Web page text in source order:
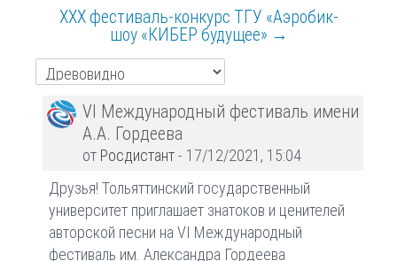
XXX фестиваль-конкурс ТГУ «Аэробик-
шоу «КИБЕР будущее» →
VI Международный фестиваль имени
А.А. Гордеева
от Росдистант- 17/12/2021, 15:04
Количество
ответов:
0
Друзья! Тольяттинский государственный
университет приглашает знатоков и ценителей
авторской песни на VI Международный
фестиваль им. Александра Гордеева